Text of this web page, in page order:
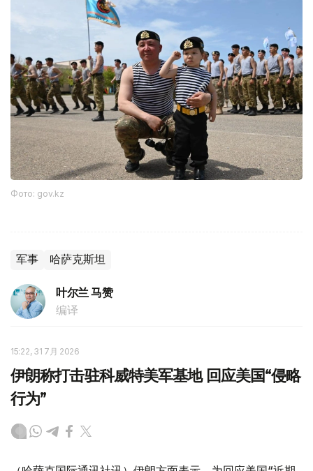
Фото: gov.kz
军事 哈萨克斯坦
叶尔兰 马赞
编译
15:22, 31 7月 2026
伊朗称打击驻科威特美军基地 回应美国“侵略
行为”